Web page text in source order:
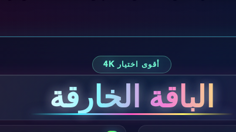
أقوى اختيار 4K
الباقة الخارقة